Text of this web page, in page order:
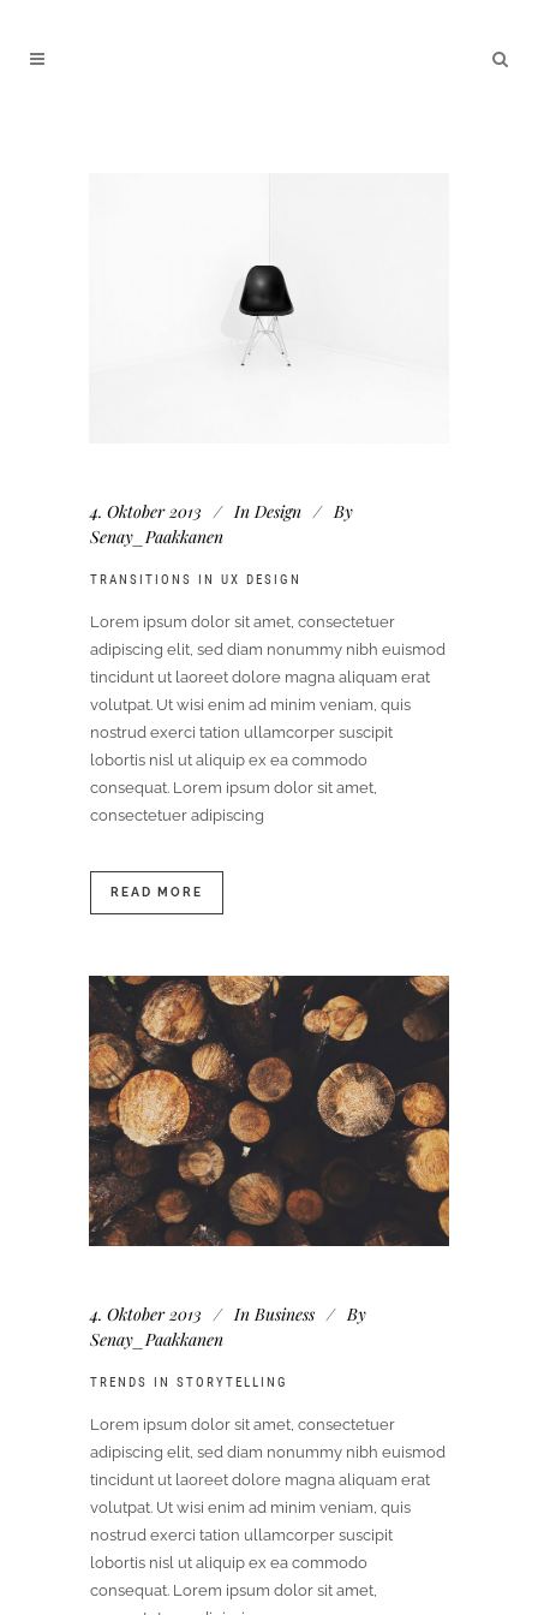
4. Oktober 2013 In Design
By
Senay_Paakkanen
TRANSITIONS IN UX DESIGN
Lorem ipsum dolor sit amet, consectetuer
adipiscing elit, sed diam nonummy nibh euismod
tincidunt ut laoreet dolore magna aliquam erat
volutpat. Ut wisi enim ad minim veniam, quis
nostrud exerci tation ullamcorper suscipit
lobortis nisl ut aliquip ex ea commodo
consequat. Lorem ipsum dolor sit amet,
consectetuer adipiscing
READ MORE
4. Oktober 2013 In Business
By
Senay_Paakkanen
TRENDS IN STORYTELLING
Lorem ipsum dolor sit amet, consectetuer
adipiscing elit, sed diam nonummy nibh euismod
tincidunt ut laoreet dolore magna aliquam erat
volutpat. Ut wisi enim ad minim veniam, quis
nostrud exerci tation ullamcorper suscipit
lobortis nisl ut aliquip ex ea commodo
consequat. Lorem ipsum dolor sit amet,